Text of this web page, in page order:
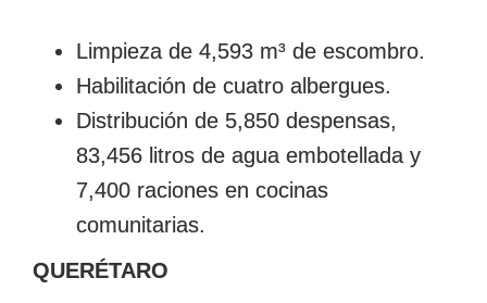
Limpieza de 4,593 m³ de escombro.
Habilitación de cuatro albergues.
Distribución de 5,850 despensas,
83,456 litros de agua embotellada y
7,400 raciones en cocinas
comunitarias.
QUERÉTARO